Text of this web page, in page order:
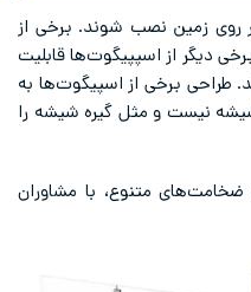
روی زمین نصب شوند. برخی از
دیگر از اسپپیگوت‌ها قابلیت
طراحی برخی از اسپیگوت‌ها به
نیست و مثل گیره شیشه را
ضخامت‌های متنوع، با مشاوران